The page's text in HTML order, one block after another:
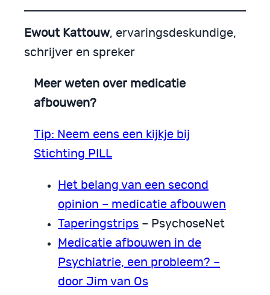
Ewout Kattouw, ervaringsdeskundige,
schrijver en spreker
Meer weten over medicatie
afbouwen?
Tip: Neem eens een kijkje bij
Stichting PILL
Het belang van een second
opinion – medicatie afbouwen
Taperingstrips – PsychoseNet
Medicatie afbouwen in de
Psychiatrie, een probleem? –
door Jim van Os